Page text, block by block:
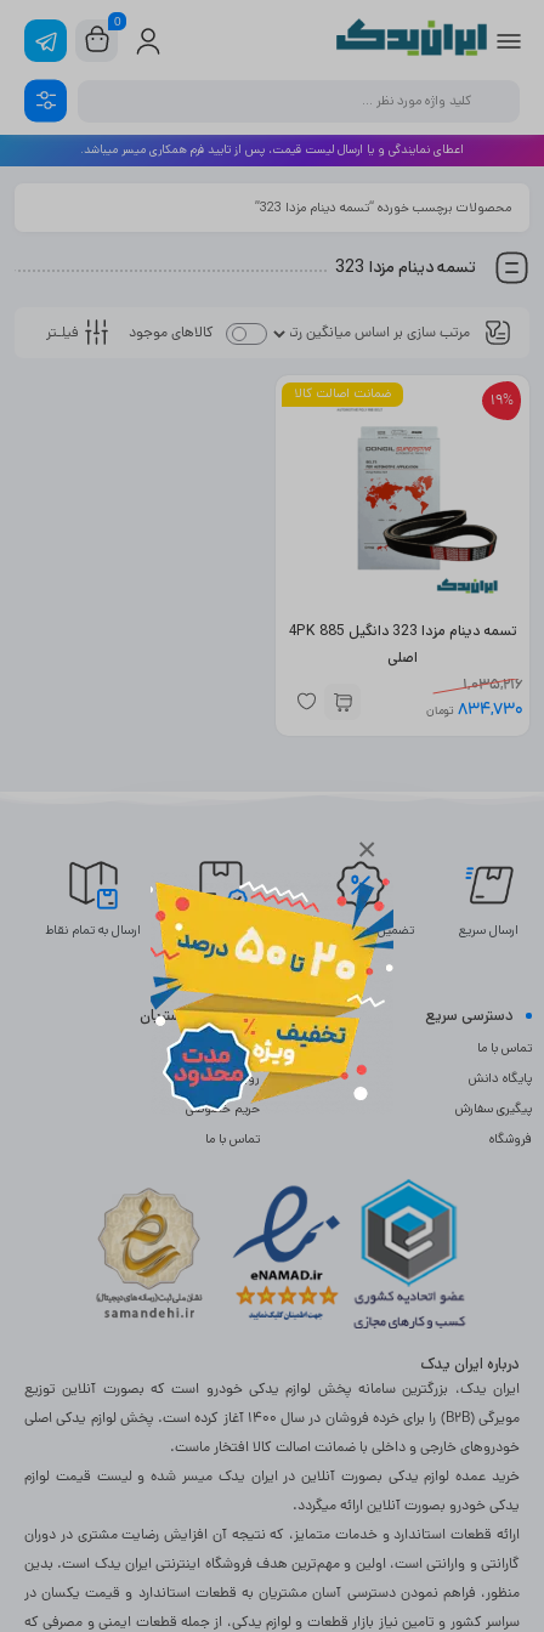
×
0
اعطای نمایندگی و یا ارسال لیست قیمت، پس از تایید فرم همکاری میسر میباشد.
محصولات برچسب خورده “تسمه دینام مزدا 323”
تسمه دینام مزدا 323
فیلـتر کالاهای موجود
ضمانت اصالت کالا 19%
تسمه دینام مزدا 323 دانگیل 4PK 885
اصلی
1,035,216
834,730 تومان
ارسال سریع تضمین بهترین قیمت ضمانت اصالت ارسال به تمام نقاط
دسترسی سریع
تماس با ما
پایگاه دانش
پیگیری سفارش
فروشگاه
خدمات مشتریان
سوالات متداول
رویه بازگردانی کالا
حریم خصوصی
تماس با ما
درباره ایران یدک
ایران یدک، بزرگترین سامانه پخش لوازم یدکی خودرو است که بصورت آنلاین توزیع
مویرگی (B2B) را برای خرده فروشان در سال 1400 آغاز کرده است. پخش لوازم یدکی اصلی
خودروهای خارجی و داخلی با ضمانت اصالت کالا افتخار ماست.
خرید عمده لوازم یدکی بصورت آنلاین در ایران یدک میسر شده و لیست قیمت لوازم
یدکی خودرو بصورت آنلاین ارائه میگردد.
ارائه قطعات استاندارد و خدمات متمایز، که نتیجه آن افزایش رضایت مشتری در دوران
گارانتی و وارانتی است، اولین و مهم‌ترین هدف فروشگاه اینترنتی ایران یدک است. بدین
منظور، فراهم نمودن دسترسی آسان مشتریان به قطعات استاندارد و قیمت یکسان در
سراسر کشور و تامین نیاز بازار قطعات و لوازم یدکی، از جمله قطعات ایمنی و مصرفی که